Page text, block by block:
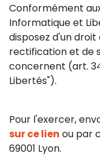
Conformément
Informatique et
disposez d'un
rectification et de
concernent (art.
Libertés").
Pour l'exercer,
sur ce lien ou par
69001 Lyon.